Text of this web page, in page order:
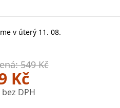
v úterý 11. 08.
549 Kč
Kč
DPH